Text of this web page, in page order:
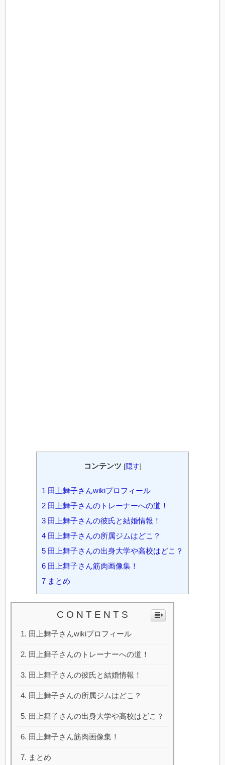
コンテンツ [隠す]
1 田上舞子さんwikiプロフィール
2 田上舞子さんのトレーナーへの道！
3 田上舞子さんの彼氏と結婚情報！
4 田上舞子さんの所属ジムはどこ？
5 田上舞子さんの出身大学や高校はどこ？
6 田上舞子さん筋肉画像集！
7 まとめ
C O N T E N T S
田上舞子さんwikiプロフィール
田上舞子さんのトレーナーへの道！
田上舞子さんの彼氏と結婚情報！
田上舞子さんの所属ジムはどこ？
田上舞子さんの出身大学や高校はどこ？
田上舞子さん筋肉画像集！
まとめ